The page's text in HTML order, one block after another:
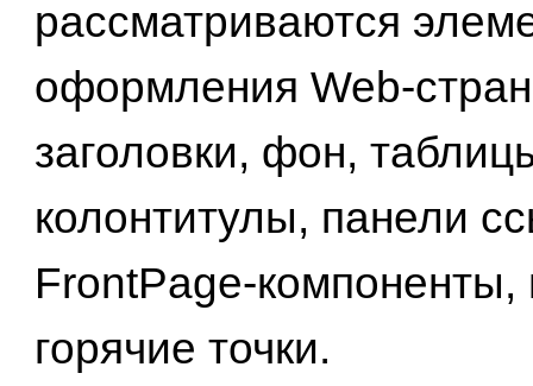
рассматриваются
оформления Web-
заголовки, фон,
колонтитулы, панели
FrontPage-компоненты,
горячие точки.